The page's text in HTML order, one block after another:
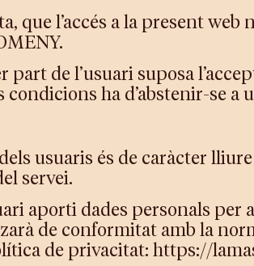
que l’accés a la present web
part de l’usuari suposa
condicions ha d’abstenir-se a
usuaris és de caràcter
servei.
aporti dades personals per
de conformitat amb la
de privacitat: https://